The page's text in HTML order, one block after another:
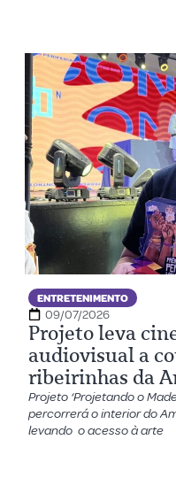
ENTRETENIMENTO
09/07/2026
Projeto leva
audiovisual a
ribeirinhas da
Projeto ‘Projetando o
percorrerá o interior do
levando o acesso à arte